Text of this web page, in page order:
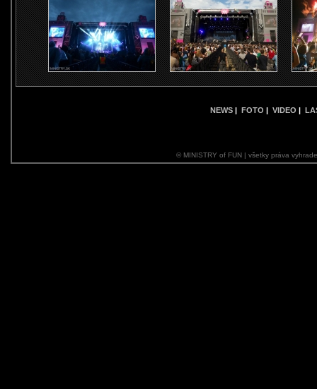
NEWS | FOTO | VIDEO |
© MINISTRY of FUN | všetky práva